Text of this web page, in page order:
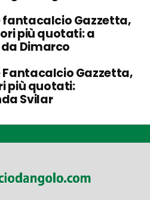
fantacalcio Gazzetta,
più quotati: a
Dimarco
Fantacalcio Gazzetta,
più quotati:
Svilar